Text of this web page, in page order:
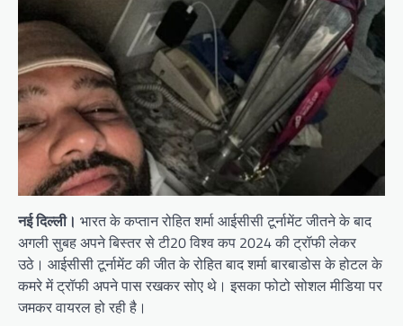
नई दिल्ली। भारत के कप्तान रोहित शर्मा आईसीसी टूर्नामेंट जीतने के बाद
अगली सुबह अपने बिस्तर से टी20 विश्व कप 2024 की ट्रॉफी लेकर
उठे। आईसीसी टूर्नामेंट की जीत के रोहित बाद शर्मा बारबाडोस के होटल के
कमरे में ट्रॉफी अपने पास रखकर सोए थे। इसका फोटो सोशल मीडिया पर
जमकर वायरल हो रही है।